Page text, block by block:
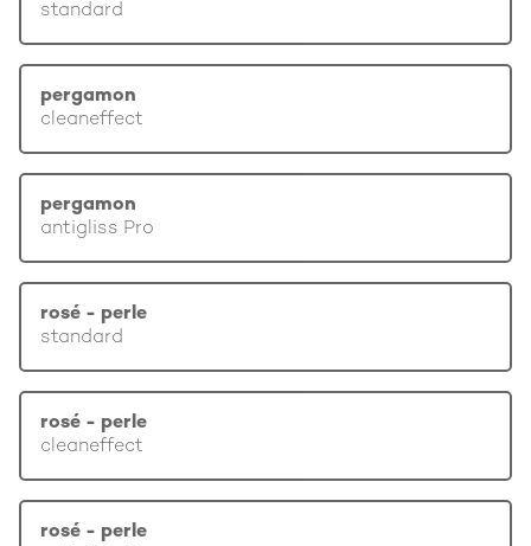
standard
pergamon
cleaneffect
pergamon
antigliss Pro
rosé - perle
standard
rosé - perle
cleaneffect
rosé - perle